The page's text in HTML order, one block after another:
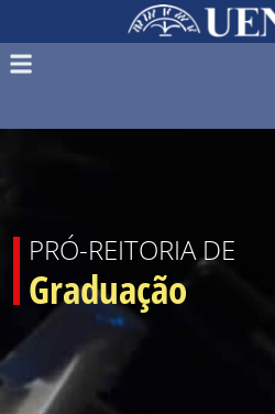
PRÓ-REITORIA DE
Graduação